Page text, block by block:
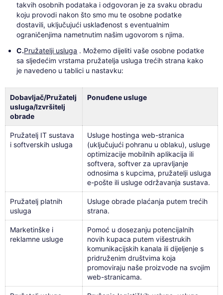
takvih osobnih podataka i odgovoran je za svaku obradu
koju provodi nakon što smo mu te osobne podatke
dostavili, uključujući usklađenost s eventualnim
ograničenjima nametnutim našim ugovorom s njima.
C.Pružatelji usluga . Možemo dijeliti vaše osobne podatke
sa sljedećim vrstama pružatelja usluga trećih strana kako
je navedeno u tablici u nastavku:
Dobavljač/Pružatelj
usluga/Izvršitelj
obrade
Ponuđene usluge
Pružatelj IT sustava
i softverskih usluga
Usluge hostinga web-stranica
(uključujući pohranu u oblaku), usluge
optimizacije mobilnih aplikacija ili
softvera, softver za upravljanje
odnosima s kupcima, pružatelji usluga
e-pošte ili usluge održavanja sustava.
Pružatelj platnih
usluga
Usluge obrade plaćanja putem trećih
strana.
Marketinške i
reklamne usluge
Pomoć u dosezanju potencijalnih
novih kupaca putem višestrukih
komunikacijskih kanala ili dijeljenje s
pridruženim društvima koja
promoviraju naše proizvode na svojim
web-stranicama.